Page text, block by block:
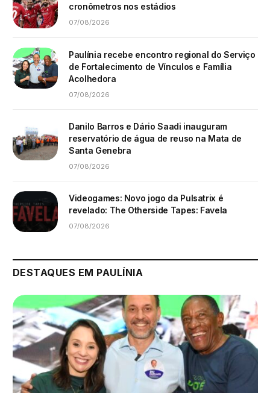
cronômetros nos estádios
07/08/2026
Paulínia recebe encontro regional do Serviço
de Fortalecimento de Vínculos e Família
Acolhedora
07/08/2026
Danilo Barros e Dário Saadi inauguram
reservatório de água de reuso na Mata de
Santa Genebra
07/08/2026
Videogames: Novo jogo da Pulsatrix é
revelado: The Otherside Tapes: Favela
07/08/2026
DESTAQUES EM PAULÍNIA